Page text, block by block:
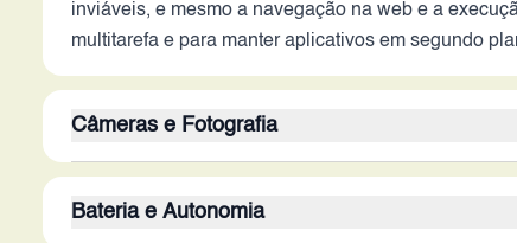
inviáveis, e mesmo a navegação na web e a
multitarefa e para manter aplicativos em segundo
Câmeras e Fotografia
bem como a abertura da lente, impossibilitam uma
Bateria e Autonomia